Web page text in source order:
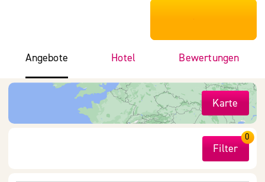
***************
Angebote Hotel Bewertungen
Karte
Filter
0